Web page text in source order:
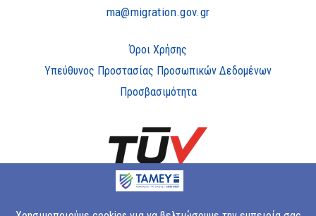
ma@migration.gov.gr
Όροι Χρήσης
Υπεύθυνος Προστασίας Προσωπικών Δεδομένων
Προσβασιμότητα